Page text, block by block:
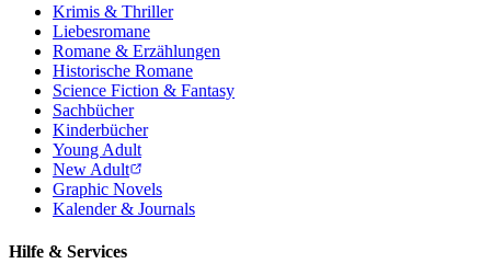
Krimis & Thriller
Liebesromane
Romane & Erzählungen
Historische Romane
Science Fiction & Fantasy
Sachbücher
Kinderbücher
Young Adult
New Adult
Graphic Novels
Kalender & Journals
Hilfe & Services